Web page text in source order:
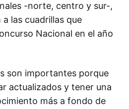
-norte, centro y sur-,
las cuadrillas que
Nacional en el año
son importantes porque
actualizados y tener una
más a fondo de